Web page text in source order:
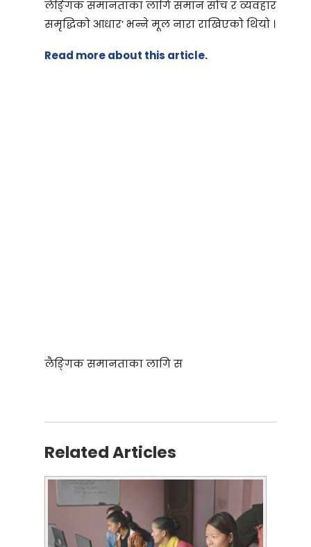
लैङ्गिक समानताका लागि समान सोंच र व्यवहार
समृद्धिको आधार’ भन्ने मूल नारा राखिएको थियो ।
Read more about this article.
लैङ्गिक समानताका लागि स
Related Articles